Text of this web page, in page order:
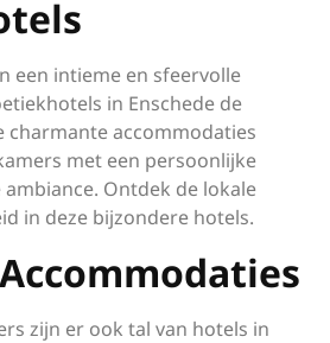
een intieme en sfeervolle
in Enschede de
charmante accommodaties
met een persoonlijke
Ontdek de lokale
in deze bijzondere hotels.
zijn er ook tal van hotels in